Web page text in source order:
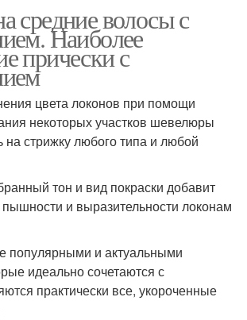
средние волосы с
Наиболее
прически с
цвета локонов при помощи
некоторых участков шевелюры
стрижку любого типа и любой
тон и вид покраски добавит
и выразительности локонам
популярными и актуальными
идеально сочетаются с
практически все, укороченные